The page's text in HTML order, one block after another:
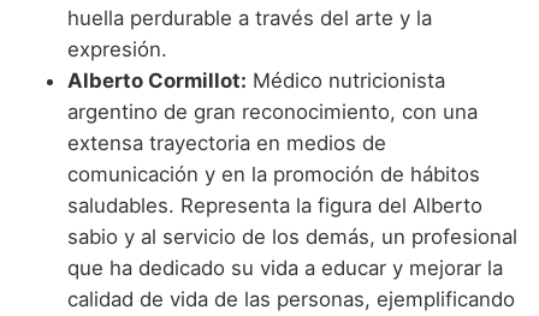
huella perdurable a través del arte y la
expresión.
Alberto Cormillot: Médico nutricionista
argentino de gran reconocimiento, con una
extensa trayectoria en medios de
comunicación y en la promoción de hábitos
saludables. Representa la figura del Alberto
sabio y al servicio de los demás, un profesional
que ha dedicado su vida a educar y mejorar la
calidad de vida de las personas, ejemplificando